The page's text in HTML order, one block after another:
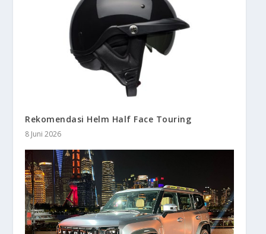
Rekomendasi Helm Half Face Touring
8 Juni 2026